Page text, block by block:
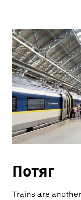
Потяг
Trains are